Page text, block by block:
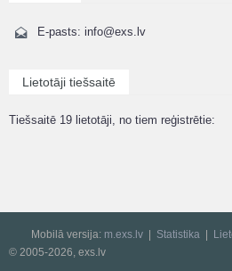
E-pasts: info@exs.lv
Lietotāji tiešsaitē
Tiešsaitē 19 lietotāji, no tiem reģistrētie:
Mobilā versija: m.exs.lv Statistika
© 2005-2026, exs.lv